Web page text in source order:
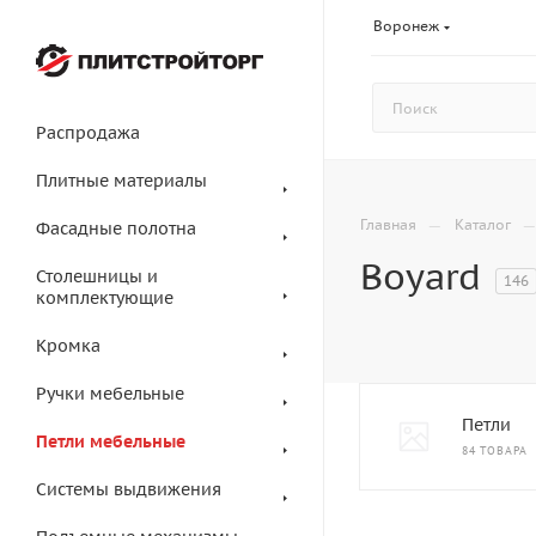
Воронеж
Распродажа
Плитные материалы
Фасадные полотна
Столешницы и
комплектующие
Кромка
Ручки мебельные
Петли мебельные
Системы выдвижения
Главная — Каталог —
Boyard 146
Петли
84 ТОВАРА